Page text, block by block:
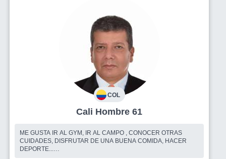
COL
Cali Hombre 61
ME GUSTA IR AL GYM, IR AL CAMPO , CONOCER OTRAS
CUIDADES, DISFRUTAR DE UNA BUENA COMIDA, HACER
DEPORTE...